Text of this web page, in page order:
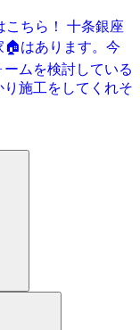
ちら！ 十条銀座
🏠はあります。今
ムを検討している
施工をしてくれそ